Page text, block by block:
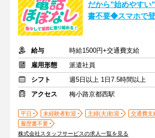
だから"始めやす
書不要◆スマホで
給与
時給1500円+交通費支給
雇用形態
派遣社員
シフト
週5日以上 1日7.5時間以上
アクセス
梅小路京都西駅
平日 未経験者歓迎 主婦(夫)歓迎
交通費支
履歴書不要
株式会社スタッフサービスの求人一覧を見る